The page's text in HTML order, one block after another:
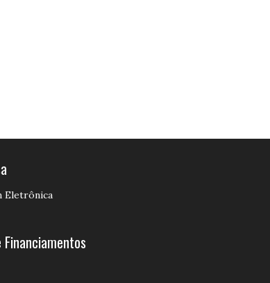
Eletrônica
Financiamentos